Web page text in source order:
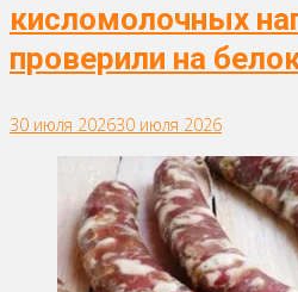
кисломолочных
проверили на
30 июля 202630 июля 2026